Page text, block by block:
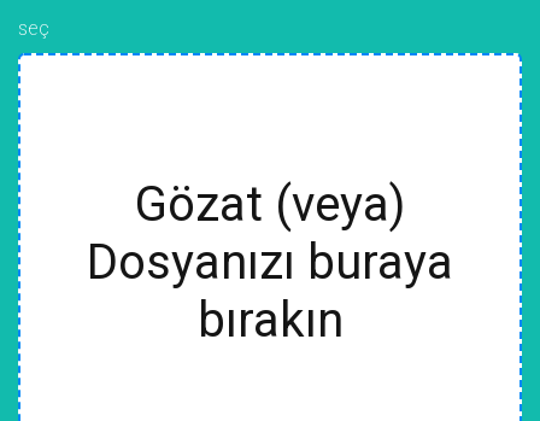
seç
Gözat (veya)
Dosyanızı buraya
bırakın